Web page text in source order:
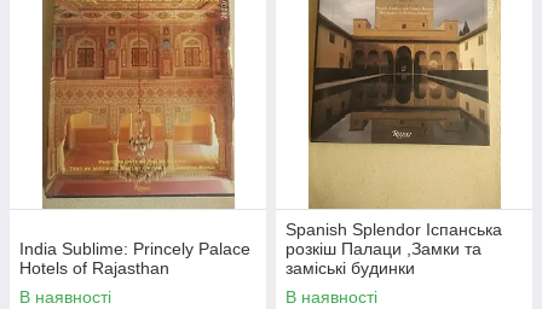
India Sublime: Princely Palace
Hotels of Rajasthan
В наявності
Spanish Splendor Іспанська
розкіш Палаци ,Замки та
заміські будинки
В наявності